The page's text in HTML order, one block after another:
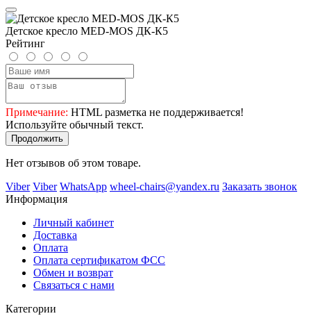
Детское кресло MED-MOS ДК-К5
Рейтинг
Примечание: HTML разметка не поддерживается!
Используйте обычный текст.
Продолжить
Нет отзывов об этом товаре.
Viber Viber WhatsApp wheel-chairs@yandex.ru Заказать звонок
Информация
Личный кабинет
Доставка
Оплата
Оплата сертификатом ФСС
Обмен и возврат
Связаться с нами
Категории